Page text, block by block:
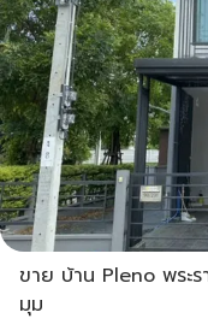
ขาย บ้าน Pleno พระ
มุม